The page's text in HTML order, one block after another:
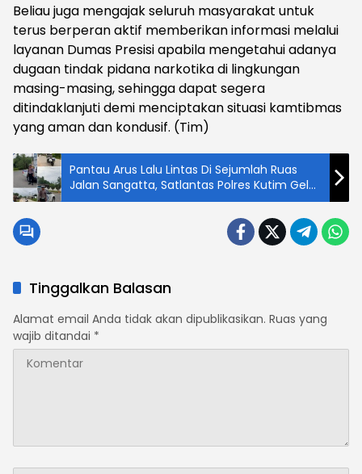
Beliau juga mengajak seluruh masyarakat untuk
terus berperan aktif memberikan informasi melalui
layanan Dumas Presisi apabila mengetahui adanya
dugaan tindak pidana narkotika di lingkungan
masing-masing, sehingga dapat segera
ditindaklanjuti demi menciptakan situasi kamtibmas
yang aman dan kondusif. (Tim)
Pantau Arus Lalu Lintas Di Sejumlah Ruas
Jalan Sangatta, Satlantas Polres Kutim Gelar
Patroli Turjawali
Tinggalkan Balasan
Alamat email Anda tidak akan dipublikasikan. Ruas yang
wajib ditandai *